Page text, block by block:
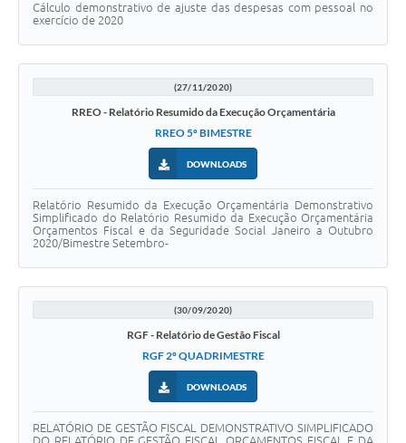
Cálculo demonstrativo de ajuste das despesas com pessoal no
exercício de 2020
(27/11/2020)
RREO - Relatório Resumido da Execução Orçamentária
RREO 5º BIMESTRE
DOWNLOADS
Relatório Resumido da Execução Orçamentária Demonstrativo
Simplificado do Relatório Resumido da Execução Orçamentária
Orçamentos Fiscal e da Seguridade Social Janeiro a Outubro
2020/Bimestre Setembro-
(30/09/2020)
RGF - Relatório de Gestão Fiscal
RGF 2º QUADRIMESTRE
DOWNLOADS
RELATÓRIO DE GESTÃO FISCAL DEMONSTRATIVO SIMPLIFICADO
DO RELATÓRIO DE GESTÃO FISCAL ORÇAMENTOS FISCAL E DA